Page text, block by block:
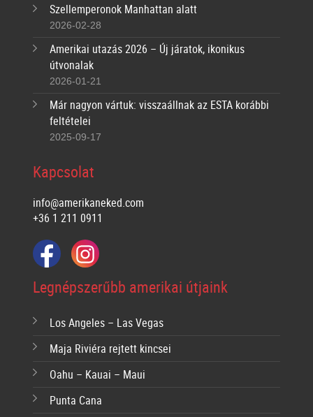
Szellemperonok Manhattan alatt
2026-02-28
Amerikai utazás 2026 – Új járatok, ikonikus
útvonalak
2026-01-21
Már nagyon vártuk: visszaállnak az ESTA korábbi
feltételei
2025-09-17
Kapcsolat
info@amerikaneked.com
+36 1 211 0911
Legnépszerűbb amerikai útjaink
Los Angeles – Las Vegas
Maja Riviéra rejtett kincsei
Oahu – Kauai – Maui
Punta Cana